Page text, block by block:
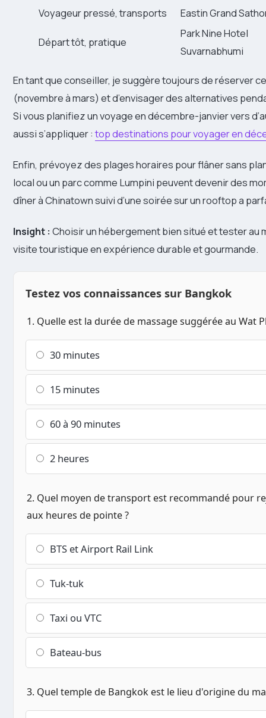
Voyageur pressé, transports Eastin Grand
Départ tôt, pratique
Park Nine Hotel
Suvarnabhumi
En tant que conseiller, je suggère toujours de réserver
(novembre à mars) et d’envisager des alternatives
Si vous planifiez un voyage en décembre-janvier vers
aussi s’appliquer :top destinations pour voyager en
Enfin, prévoyez des plages horaires pour flâner sans
local ou un parc comme Lumpini peuvent devenir des
dîner à Chinatown suivi d’une soirée sur un rooftop a
Insight : Choisir un hébergement bien situé et tester au
visite touristique en expérience durable et gourmande.
Testez vos connaissances sur Bangkok
1. Quelle est la durée de massage suggérée au Wat
30 minutes
15 minutes
60 à 90 minutes
2 heures
2. Quel moyen de transport est recommandé pour
aux heures de pointe ?
BTS et Airport Rail Link
Tuk-tuk
Taxi ou VTC
Bateau-bus
3. Quel temple de Bangkok est le lieu d'origine du